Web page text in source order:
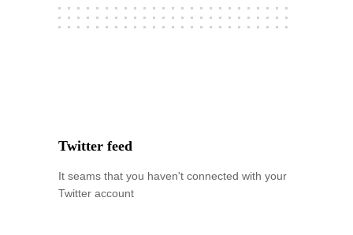
Twitter feed
It seams that you haven't connected with your
Twitter account